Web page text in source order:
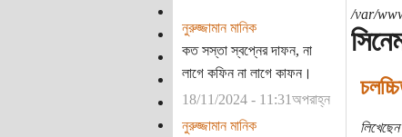
নুরুজ্জামান মানিক
কত সস্তা স্বপ্নের দাফন, না
লাগে কফিন না লাগে কাফন।
18/11/2024 - 11:31অপরাহ্ন
নুরুজ্জামান মানিক
/var/
লিখেছেন